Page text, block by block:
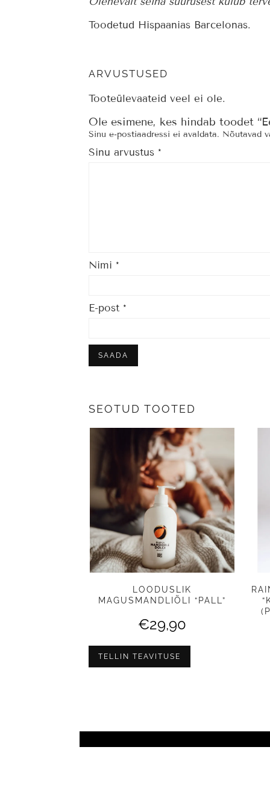
Toodetud Hispaanias Barcelonas.
ARVUSTUSED
Tooteülevaateid veel ei ole.
Ole esimene, kes hindab toodet
Sinu e-postiaadressi ei avaldata. Nõutavad
Sinu arvustus *
Nimi *
E-post *
SEOTUD TOOTED
LOODUSLIK
MAGUSMANDLIÕLI “PALL”
€29,90
TELLIN TEAVITUSE